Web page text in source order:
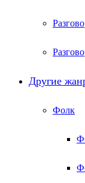
Другие
Фолк